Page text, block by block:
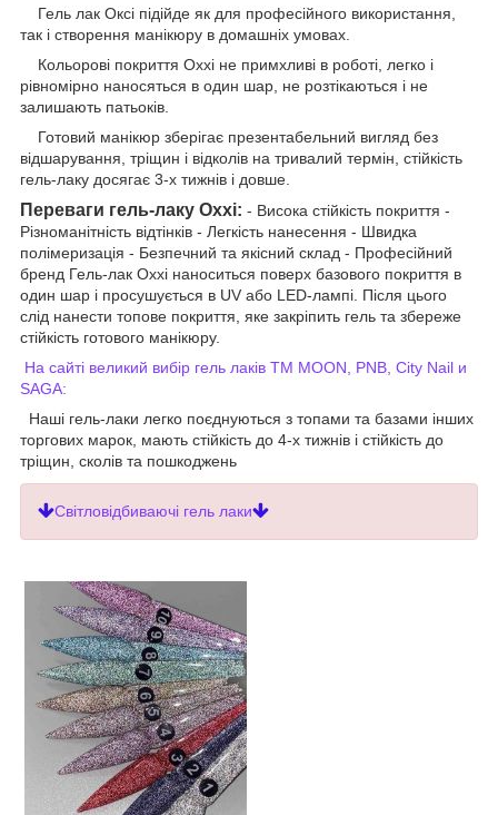
Гель лак Оксі підійде як для професійного використання,
так і створення манікюру в домашніх умовах.
Кольорові покриття Oxxi не примхливі в роботі, легко і
рівномірно наносяться в один шар, не розтікаються і не
залишають патьоків.
Готовий манікюр зберігає презентабельний вигляд без
відшарування, тріщин і відколів на тривалий термін, стійкість
гель-лаку досягає 3-х тижнів і довше.
Переваги гель-лаку Oxxi: - Висока стійкість покриття -
Різноманітність відтінків - Легкість нанесення - Швидка
полімеризація - Безпечний та якісний склад - Професійний
бренд Гель-лак Oxxi наноситься поверх базового покриття в
один шар і просушується в UV або LED-лампі. Після цього
слід нанести топове покриття, яке закріпить гель та збереже
стійкість готового манікюру.
На сайті великий вибір гель лаків ТМ MOON, PNB, City Nail и
SAGA:
Наші гель-лаки легко поєднуються з топами та базами інших
торгових марок, мають стійкість до 4-х тижнів і стійкість до
тріщин, сколів та пошкоджень
Світловідбиваючі гель лаки